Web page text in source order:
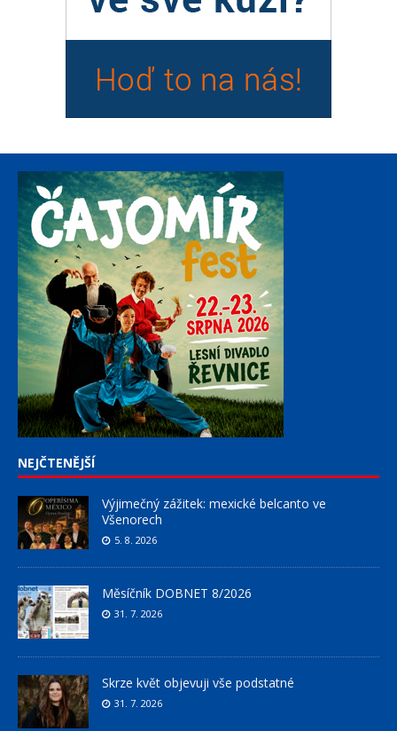
NEJČTENĚJŠÍ
Výjimečný zážitek: mexické belcanto ve
Všenorech
5. 8. 2026
Měsíčník DOBNET 8/2026
31. 7. 2026
Skrze květ objevuji vše podstatné
31. 7. 2026